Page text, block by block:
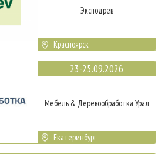
Эксподрев
Красноярск
23-25.09.2026
Мебель & Деревообработка Урал
Екатеринбург